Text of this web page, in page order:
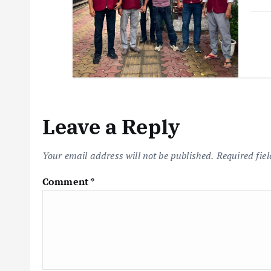
Leave a Reply
Your email address will not be published. Required
Comment*